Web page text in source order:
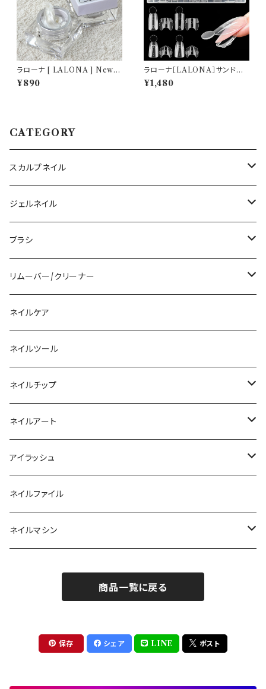
ラローナ [ LALONA ] New P
VCソリッドジェル( パールホワ
イト ) ( 5g ) デコジェル / 3D /
¥890
ラローナ［LALONA］サンドウィ
ッチネイルフォーム( 4タイプ )
アクリルジェル/ポリジェル/ハー
¥1,480
CATEGORY
スカルプネイル
アクリルジェル
アクリルリキッド
その他ツール
ジェルネイル
トップジェル
ベースジェル
ファンクションジェル
カラージェル
ベーシックカラージェル
マグネットジェル
ブラシ
ジェルブラシ
アクリルブラシ
マグネット
その他
リムーバー/クリーナー
リムーバー
クリーナー
アセトン
エタノール
ネイルケア
ネイルツール
ネイルチップ
ノーマルチップ
ソフトジェルチップ
ツール
ネイルアート
パール
パウダー
ストーン
ドライフラワー
アイラッシュ
まつげ
グルー/リムーバー
ネイルファイル
ネイルマシン
商品一覧に戻る
保存 シェア LINE ポスト